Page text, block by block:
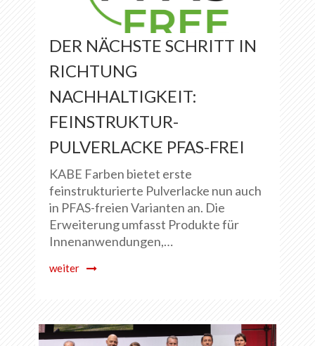
DER NÄCHSTE SCHRITT IN
RICHTUNG
NACHHALTIGKEIT:
FEINSTRUKTUR-
PULVERLACKE PFAS-FREI
KABE Farben bietet erste
feinstrukturierte Pulverlacke nun auch
in PFAS-freien Varianten an. Die
Erweiterung umfasst Produkte für
Innenanwendungen,…
weiter